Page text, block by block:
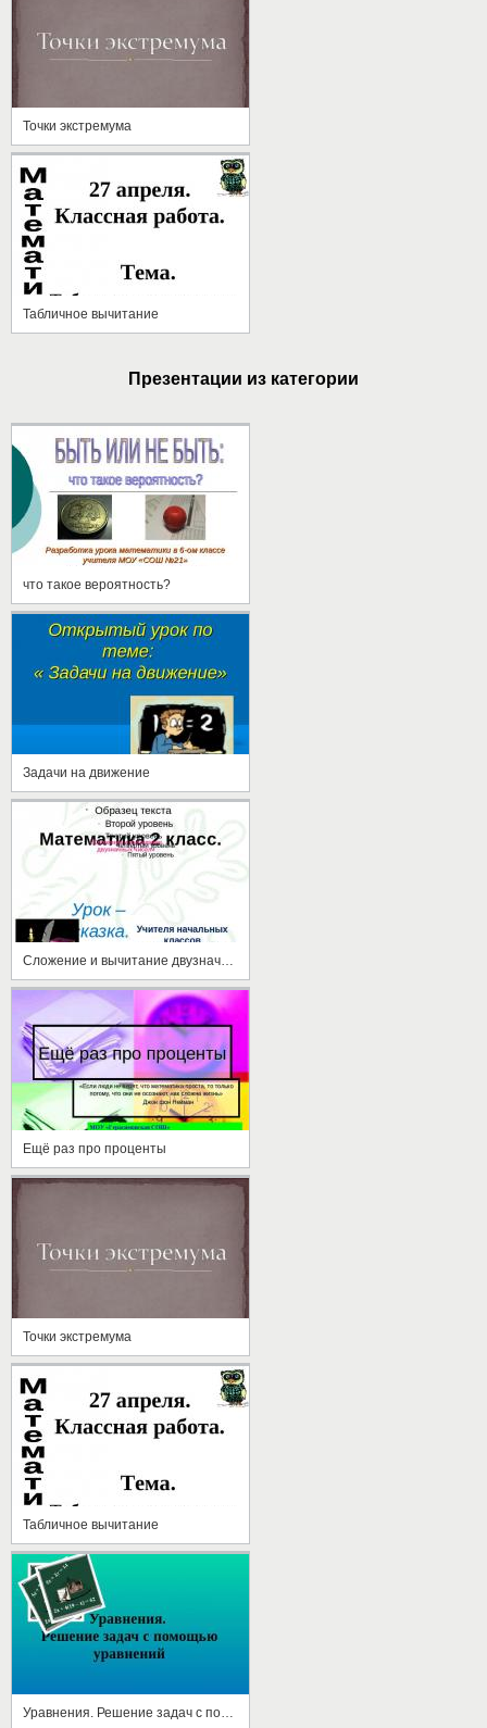
Точки экстремума
Табличное вычитание
Презентации из категории
что такое вероятность?
Задачи на движение
Ещё раз про проценты
Точки экстремума
Табличное вычитание